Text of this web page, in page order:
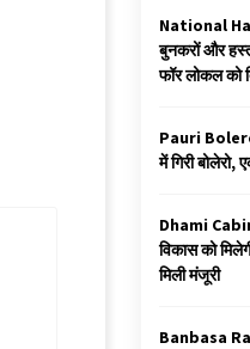
National
बुनकरों और
फॉर लोकल को
Pauri Bolero
में गिरी बोलेरो,
Dhami
विकास को
मिली मंजूरी
Banbasa